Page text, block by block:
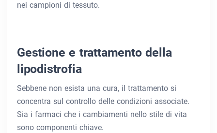
nei campioni di tessuto.
Gestione e trattamento della
lipodistrofia
Sebbene non esista una cura, il trattamento si
concentra sul controllo delle condizioni associate.
Sia i farmaci che i cambiamenti nello stile di vita
sono componenti chiave.